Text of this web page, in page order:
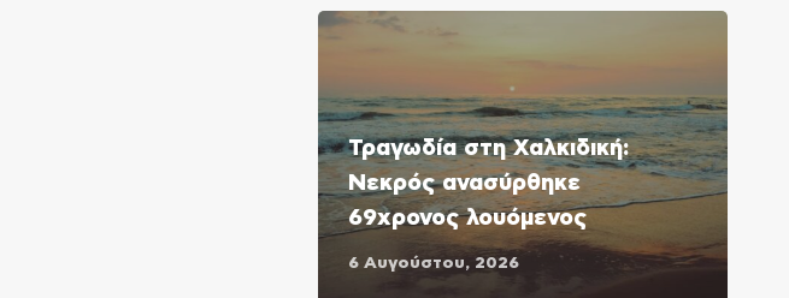
Τραγωδία στη Χαλκιδική:
Νεκρός ανασύρθηκε
69χρονος λουόμενος
6 Αυγούστου, 2026